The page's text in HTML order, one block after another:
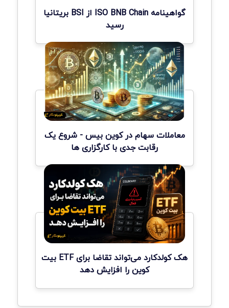
گواهینامه ISO BNB Chain از BSI بریتانیا
رسید
معاملات سهام در کوین بیس - شروع یک
رقابت جدی با کارگزاری ها
هک کولدکارد می‌تواند تقاضا برای ETF بیت
کوین را افزایش دهد